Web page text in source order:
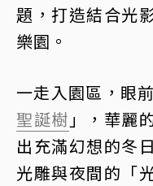
題，打造結合光
樂園。
一走入園區，眼
聖誕樹 」，華麗
出充滿幻想的冬
光雕與夜間的「